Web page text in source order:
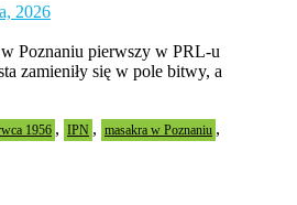
2026
Poznaniu pierwszy w PRL-u
zamieniły się w pole bitwy, a
1956 , IPN , masakra w Poznaniu ,